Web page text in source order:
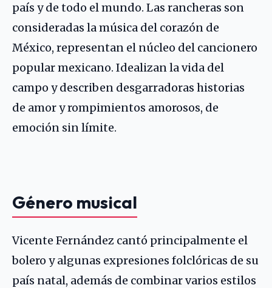
país y de todo el mundo. Las rancheras son
consideradas la música del corazón de
México, representan el núcleo del cancionero
popular mexicano. Idealizan la vida del
campo y describen desgarradoras historias
de amor y rompimientos amorosos, de
emoción sin límite.
Género musical
Vicente Fernández cantó principalmente el
bolero y algunas expresiones folclóricas de su
país natal, además de combinar varios estilos